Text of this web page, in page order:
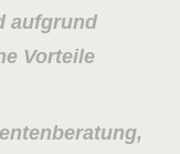
aufgrund
Vorteile